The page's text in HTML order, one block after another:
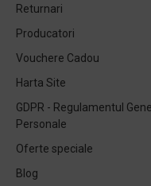
Returnari
Producatori
Vouchere Cadou
Harta Site
GDPR - Regulamentul
Personale
Oferte speciale
Blog